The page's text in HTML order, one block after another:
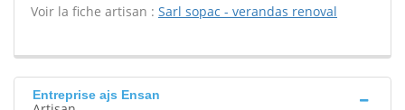
Voir la fiche artisan : Sarl sopac - verandas renoval
Entreprise ajs Ensan